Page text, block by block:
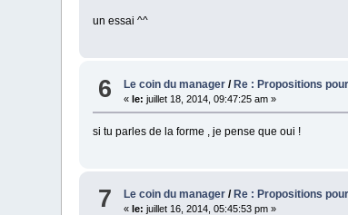
un essai ^^
6 Le coin du manager /Re : Propositions
«le: juillet 18, 2014, 09:47:25 am »
si tu parles de la forme , je pense que oui !
7 Le coin du manager / Re : Propositions
«le: juillet 16, 2014, 05:45:53 pm »